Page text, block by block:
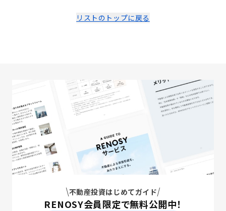
るのかわからなくなる。リストのトップに戻る
不動産投資はじめてガイド
RENOSY会員限定で無料公開中！